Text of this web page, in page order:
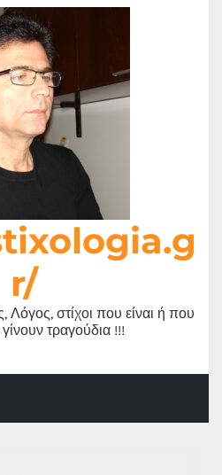
r/
Λόγος, στίχοι που είναι ή που
τραγούδια !!!